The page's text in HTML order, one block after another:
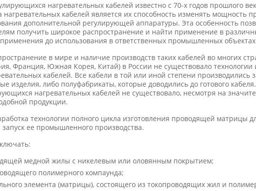
нагревательных кабелей известно с 70-х годов прошлого
кабелей является их способность изменять мощность
дополнительной регулирующей аппаратуры. Эта особенность
получить широкое распространение и найти применение в
применения до использования в ответственных промышленных
в мире и наличие производств таких кабелей во многих
Франция, Южная Корея, Китай) в России не существовало технологии
кабелей. Все кабели в той или иной степени производились
изделия, либо полуфабрикаты, которые доводились до готового
нагревательных кабелей не существовало, несмотря на
продукции.
технологии полного цикла изготовления проводящей матрицы
ее промышленного производства.
медной жилы с никелевым или оловянным покрытием;
полимерного компаунда;
элемента (матрицы), состоящего из токопроводящих жил и